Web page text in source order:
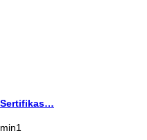
Sertifikas…